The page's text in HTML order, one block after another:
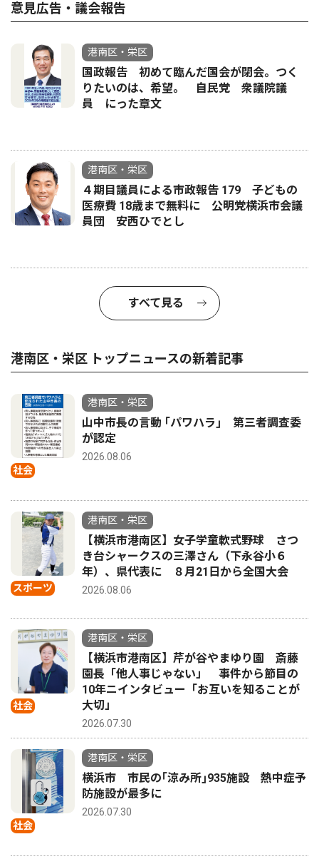
意見広告・議会報告
港南区・栄区
国政報告 初めて臨んだ国会が閉会。つく
りたいのは、希望。 自民党 衆議院議
員 にった章文
港南区・栄区
４期目議員による市政報告 179 子どもの
医療費 18歳まで無料に 公明党横浜市会議
員団 安西ひでとし
すべて見る
港南区・栄区 トップニュースの新着記事
社会
港南区・栄区
山中市長の言動 ｢パワハラ｣ 第三者調査委
が認定
2026.08.06
スポーツ
港南区・栄区
【横浜市港南区】女子学童軟式野球 さつ
き台シャークスの三澤さん（下永谷小６
年）、県代表に ８月21日から全国大会
2026.08.06
社会
港南区・栄区
【横浜市港南区】芹が谷やまゆり園 斎藤
園長「他人事じゃない」 事件から節目の
10年ニインタビュー「お互いを知ることが
大切」
2026.07.30
社会
港南区・栄区
横浜市 市民の｢涼み所｣935施設 熱中症予
防施設が最多に
2026.07.30